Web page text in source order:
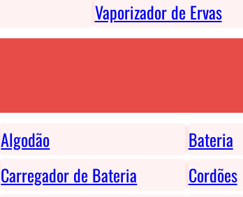
Vaporizador de Ervas
Algodão
Bateria
Carregador de Bateria
Cordões